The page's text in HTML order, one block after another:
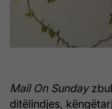
Mail On Sunday
ditëlindjes,